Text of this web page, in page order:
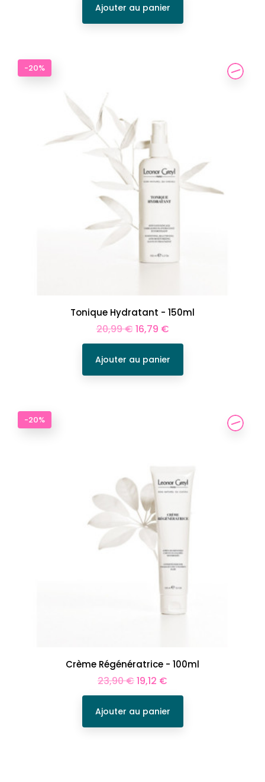
Ajouter au panier
Tonique Hydratant - 150ml
Prix
de
base
20,99 €Prix
16,79 €
Ajouter au panier
-20%
Crème Régénératrice - 100ml
Prix
de
base
23,90 €Prix
19,12 €
Ajouter au panier
-20%